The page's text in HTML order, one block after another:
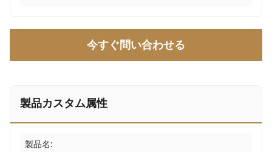
今すぐ問い合わせる
製品カスタム属性
製品名: